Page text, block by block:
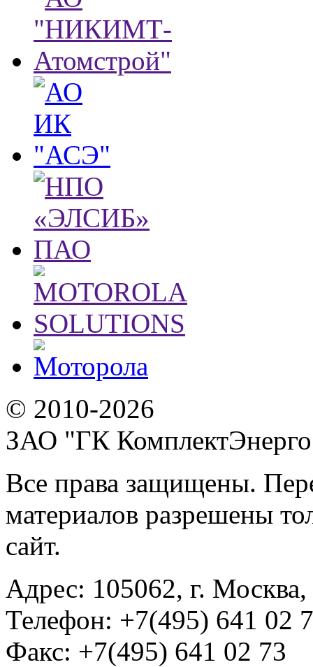
© 2010-2026
ЗАО "ГК
Все права защищены.
материалов разрешены
сайт.
Адрес: 105062, г.
Телефон: +7(495) 641 02
Факс: +7(495) 641 02 73